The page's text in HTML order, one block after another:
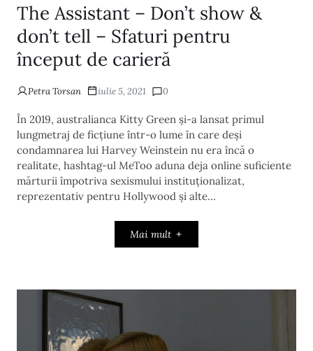
The Assistant – Don’t show &
don’t tell – Sfaturi pentru
început de carieră
Petra Torsan iulie 5, 2021 0
În 2019, australianca Kitty Green și-a lansat primul
lungmetraj de ficțiune într-o lume în care deși
condamnarea lui Harvey Weinstein nu era încă o
realitate, hashtag-ul MeToo aduna deja online suficiente
mărturii împotriva sexismului instituționalizat,
reprezentativ pentru Hollywood și alte…
Mai mult